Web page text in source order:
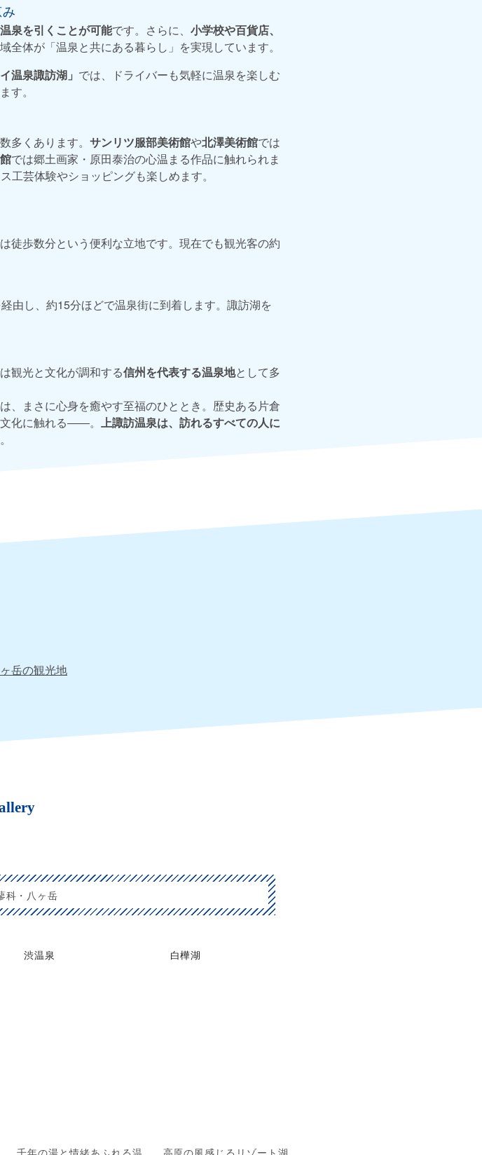
泉を引くことが可能です。さらに、 小学校や百貨店、
全体が「温泉と共にある暮らし」を実現しています。
温泉諏訪湖」 では、ドライバーも気軽に温泉を楽しむ
す。
多くあります。 サンリツ服部美術館や北澤美術館では
では郷土画家・原田泰治の心温まる作品に触れられま
工芸体験やショッピングも楽しめます。
徒歩数分という便利な立地です。現在でも観光客の約
由し、約15分ほどで温泉街に到着します。諏訪湖を
観光と文化が調和する信州を代表する温泉地として多
、まさに心身を癒やす至福のひととき。歴史ある片倉
化に触れる――。 上諏訪温泉は、訪れるすべての人に
岳の観光地
科・八ヶ岳
渋温泉
千年の湯と情緒あふれる温
白樺湖
高原の風感じるリゾート湖